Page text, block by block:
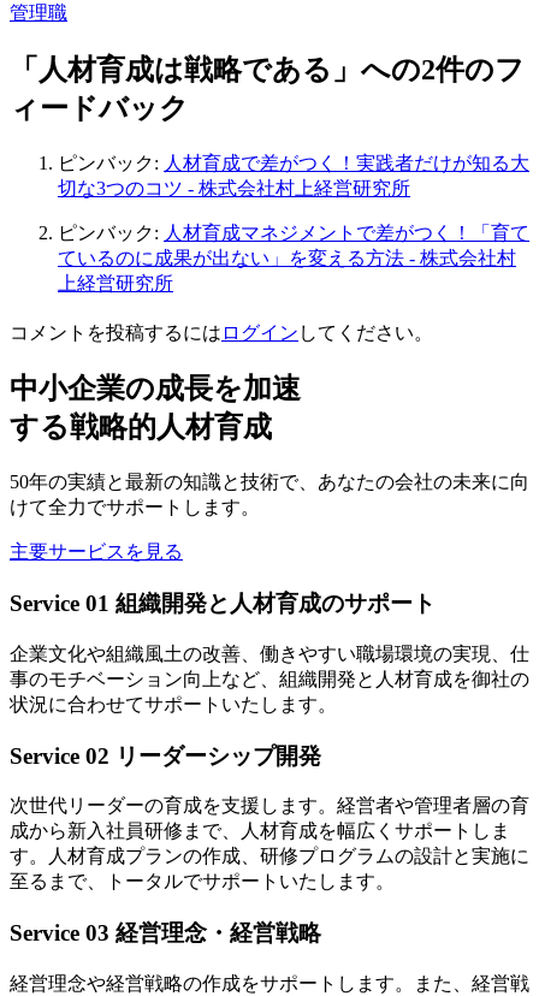
管理職
「人材育成は戦略である」への2件のフ
ィードバック
ピンバック: 人材育成で差がつく！実践者だけが知る大
切な3つのコツ - 株式会社村上経営研究所
ピンバック: 人材育成マネジメントで差がつく！「育て
ているのに成果が出ない」を変える方法 - 株式会社村
上経営研究所
コメントを投稿するには ログイン してください。
中小企業の成長を加速
する戦略的人材育成
50年の実績と最新の知識と技術で、あなたの会社の未来に向
けて全力でサポートします。
主要サービスを見る
Service 01 組織開発と人材育成のサポート
企業文化や組織風土の改善、働きやすい職場環境の実現、仕
事のモチベーション向上など、組織開発と人材育成を御社の
状況に合わせてサポートいたします。
Service 02 リーダーシップ開発
次世代リーダーの育成を支援します。経営者や管理者層の育
成から新入社員研修まで、人材育成を幅広くサポートしま
す。人材育成プランの作成、研修プログラムの設計と実施に
至るまで、トータルでサポートいたします。
Service 03 経営理念・経営戦略
経営理念や経営戦略の作成をサポートします。また、経営戦